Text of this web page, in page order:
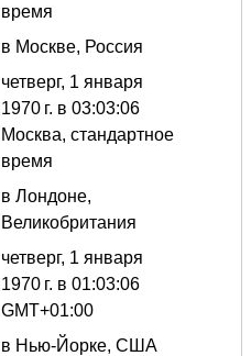
время
в Москве, Россия
четверг, 1 января
1970 г. в 03:03:06
Москва, стандартное
время
в Лондоне,
Великобритания
четверг, 1 января
1970 г. в 01:03:06
GMT+01:00
в Нью-Йорке, США